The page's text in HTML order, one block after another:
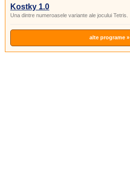
Kostky 1.0
Una dintre numeroasele variante ale jocului Tetris.
alte programe »